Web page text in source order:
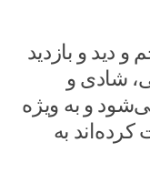
و بازدید
شادی و
و به ویژه
به